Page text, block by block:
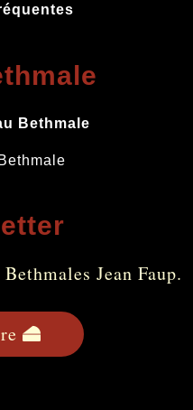
Bethmale
Jean Faup.